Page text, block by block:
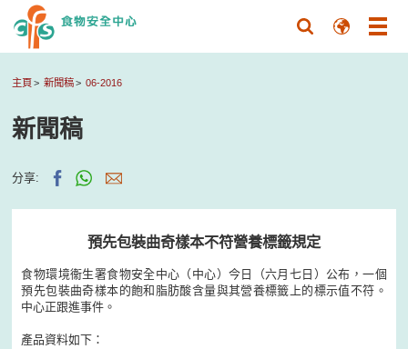
主頁 新聞稿 06-2016
新聞稿
分享:
預先包裝曲奇樣本不符營養標籤規定
食物環境衞生署食物安全中心（中心）今日（六月七日）公布，一個
預先包裝曲奇樣本的飽和脂肪酸含量與其營養標籤上的標示值不符。
中心正跟進事件。
產品資料如下：